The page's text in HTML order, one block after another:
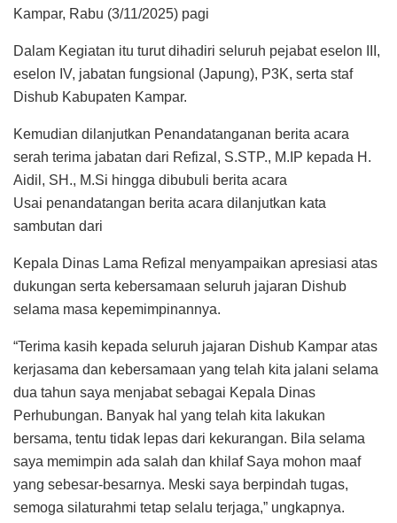
Kampar, Rabu (3/11/2025) pagi
Dalam Kegiatan itu turut dihadiri seluruh pejabat eselon III,
eselon IV, jabatan fungsional (Japung), P3K, serta staf
Dishub Kabupaten Kampar.
Kemudian dilanjutkan Penandatanganan berita acara
serah terima jabatan dari Refizal, S.STP., M.IP kepada H.
Aidil, SH., M.Si hingga dibubuli berita acara
Usai penandatangan berita acara dilanjutkan kata
sambutan dari
Kepala Dinas Lama Refizal menyampaikan apresiasi atas
dukungan serta kebersamaan seluruh jajaran Dishub
selama masa kepemimpinannya.
“Terima kasih kepada seluruh jajaran Dishub Kampar atas
kerjasama dan kebersamaan yang telah kita jalani selama
dua tahun saya menjabat sebagai Kepala Dinas
Perhubungan. Banyak hal yang telah kita lakukan
bersama, tentu tidak lepas dari kekurangan. Bila selama
saya memimpin ada salah dan khilaf Saya mohon maaf
yang sebesar-besarnya. Meski saya berpindah tugas,
semoga silaturahmi tetap selalu terjaga,” ungkapnya.